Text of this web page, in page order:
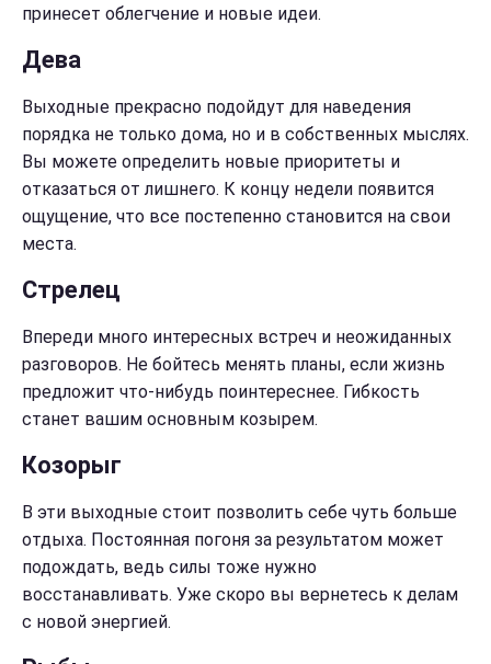
принесет облегчение и новые идеи.
Дева
Выходные прекрасно подойдут для наведения
порядка не только дома, но и в собственных мыслях.
Вы можете определить новые приоритеты и
отказаться от лишнего. К концу недели появится
ощущение, что все постепенно становится на свои
места.
Стрелец
Впереди много интересных встреч и неожиданных
разговоров. Не бойтесь менять планы, если жизнь
предложит что-нибудь поинтереснее. Гибкость
станет вашим основным козырем.
Козорыг
В эти выходные стоит позволить себе чуть больше
отдыха. Постоянная погоня за результатом может
подождать, ведь силы тоже нужно
восстанавливать. Уже скоро вы вернетесь к делам
с новой энергией.